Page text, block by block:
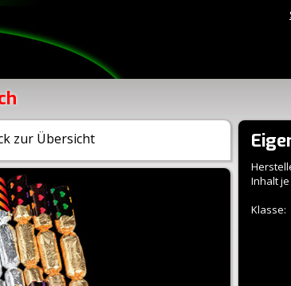
zur Übersicht
Inhalt je
Klasse: